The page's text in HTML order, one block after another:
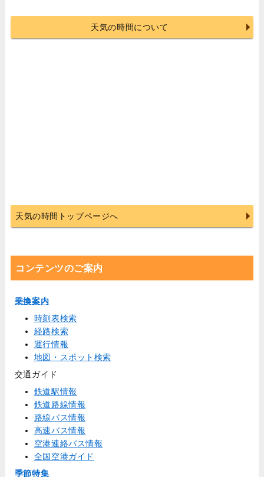
天気の時間について
天気の時間トップページへ
コンテンツのご案内
乗換案内
時刻表検索
経路検索
運行情報
地図・スポット検索
交通ガイド
鉄道駅情報
鉄道路線情報
路線バス情報
高速バス情報
空港連絡バス情報
全国空港ガイド
季節特集